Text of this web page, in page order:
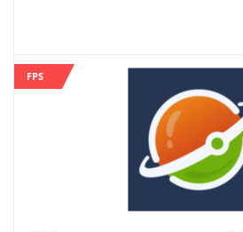
FPS